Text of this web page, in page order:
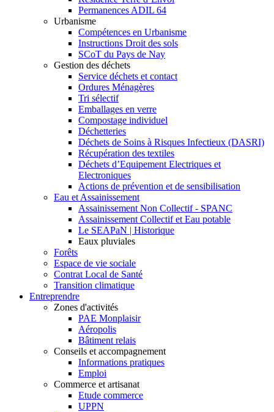
Permanences ADIL 64
Urbanisme
Compétences en Urbanisme
Instructions Droit des sols
SCoT du Pays de Nay
Gestion des déchets
Service déchets et contact
Ordures Ménagères
Tri sélectif
Emballages en verre
Compostage individuel
Déchetteries
Déchets de Soins à Risques Infectieux (DASRI)
Récupération des textiles
Déchets d’Equipement Electriques et
Electroniques
Actions de prévention et de sensibilisation
Eau et Assainissement
Assainissement Non Collectif - SPANC
Assainissement Collectif et Eau potable
Le SEAPaN | Historique
Eaux pluviales
Forêts
Espace de vie sociale
Contrat Local de Santé
Transition climatique
Entreprendre
Zones d'activités
PAE Monplaisir
Aéropolis
Bâtiment relais
Conseils et accompagnement
Informations pratiques
Emploi
Commerce et artisanat
Etude commerce
UPPN